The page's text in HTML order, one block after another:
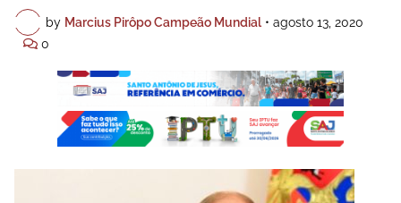
by Marcius Pirôpo Campeão Mundial • agosto 13, 2020
0